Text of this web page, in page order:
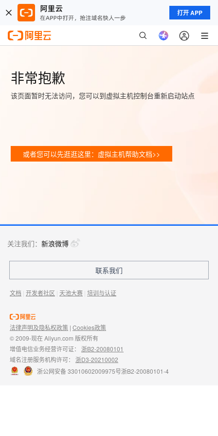
打开 APP
非常抱歉
该页面暂时无法访问，您可以到虚拟主机控制台重新启动站点
或者您可以先逛逛这里：虚拟主机帮助文档>>